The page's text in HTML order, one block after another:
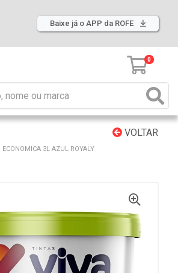
Baixe já o APP da ROFE
0
VOLTAR
3L AZUL ROYALY